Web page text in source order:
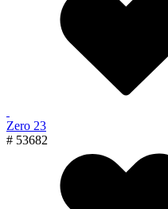
Zero 23
# 53682